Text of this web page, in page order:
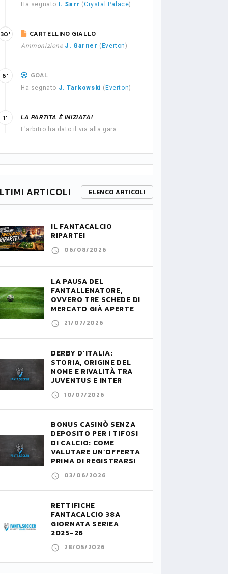
Ha segnato I. Sarr (Crystal Palace)
CARTELLINO GIALLO
Ammonizione J. Garner ( Everton)
30'
GOAL
Ha segnato J. Tarkowski ( Everton)
6'
LA PARTITA È INIZIATA!
L'arbitro ha dato il via alla gara.
1'
ARTICOLI ELENCO ARTICOLI
IL FANTACALCIO
RIPARTE!
06/08/2026
LA PAUSA DEL
FANTALLENATORE,
OVVERO TRE SCHEDE DI
MERCATO GIÀ APERTE
21/07/2026
DERBY D’ITALIA:
STORIA, ORIGINE DEL
NOME E RIVALITÀ TRA
JUVENTUS E INTER
10/07/2026
BONUS CASINÒ SENZA
DEPOSITO PER I TIFOSI
DI CALCIO: COME
VALUTARE UN’OFFERTA
PRIMA DI REGISTRARSI
03/06/2026
RETTIFICHE
FANTACALCIO 38A
GIORNATA SERIEA
2025-26
28/05/2026